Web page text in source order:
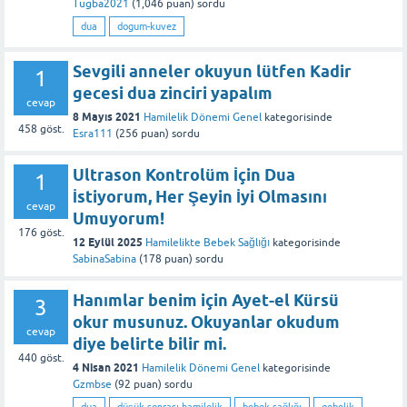
Tugba2021 (1,046 puan) sordu
dua dogum-kuvez
1
cevap
458 göst.
Sevgili anneler okuyun lütfen Kadir
gecesi dua zinciri yapalım
8 Mayıs 2021 Hamilelik Dönemi Genel kategorisinde
Esra111 (256 puan) sordu
1
cevap
176 göst.
Ultrason Kontrolüm İçin Dua
İstiyorum, Her Şeyin İyi Olmasını
Umuyorum!
12 Eylül 2025 Hamilelikte Bebek Sağlığı kategorisinde
SabinaSabina (178 puan) sordu
3
cevap
440göst.
Hanımlar benim için Ayet-el Kürsü
okur musunuz. Okuyanlar okudum
diye belirte bilir mi.
4 Nisan 2021 Hamilelik Dönemi Genel kategorisinde
Gzmbse (92 puan) sordu